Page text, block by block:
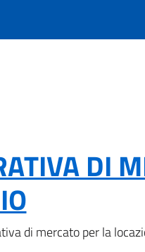
DI
di mercato per la